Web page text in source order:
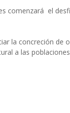
comenzará el
la concreción de
a las